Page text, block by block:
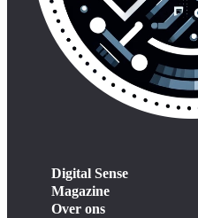
Digital Sense
Magazine
Over ons